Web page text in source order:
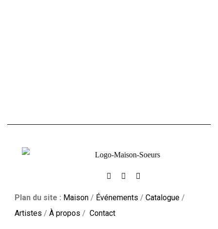
Plan du site : Maison / Événements / Catalogue /
Artistes / À propos / Contact